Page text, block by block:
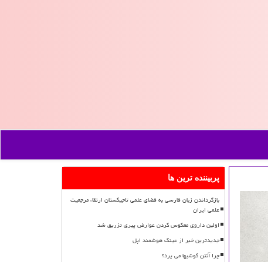
پربیننده ترین ها
بازگرداندن زبان فارسی به فضای علمی تاجیکستان ارتقاء مرجعیت
علمی ایران
اولین داروی معکوس کردن عوارض پیری تزریق شد
جدیدترین خبر از عینک هوشمند اپل
چرا آنتن گوشیها می پرد؟